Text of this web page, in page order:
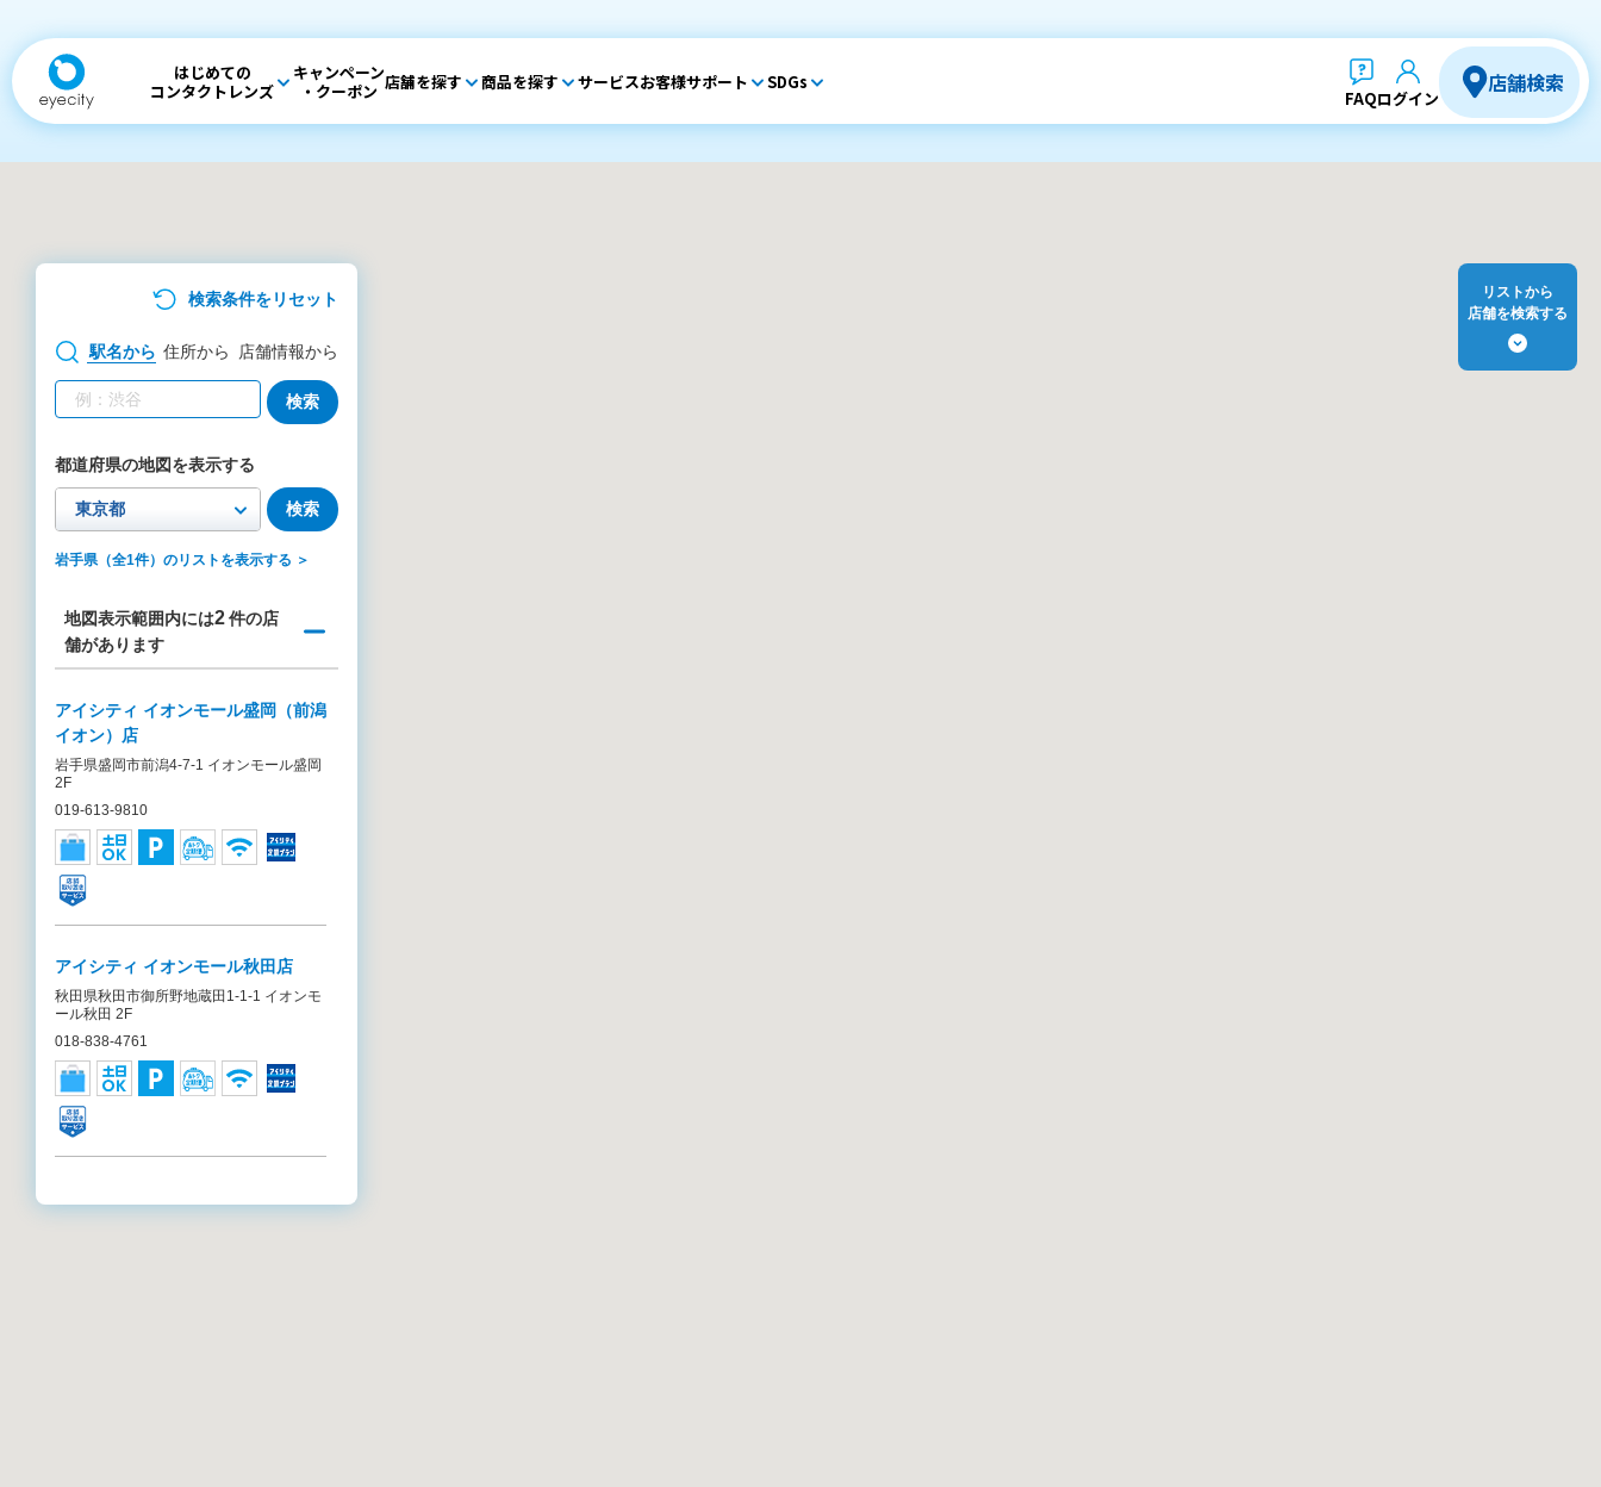
はじめての
コンタクトレンズ
キャンペーン
・クーポン 店舗を探す 商品を探す サービスお客様サポート SDGs
FAQログイン
店舗検索
検索条件をリセット
駅名から 住所から 店舗情報から
検索
都道府県の地図を表示する
検索
岩手県（全1件）のリストを表示する ＞
地図表示範囲内には2件の店
舗があります
アイシティ イオンモール盛岡（前潟
イオン）店
岩手県盛岡市前潟4-7-1 イオンモール盛岡
2F
019-613-9810
アイシティ イオンモール秋田店
秋田県秋田市御所野地蔵田1-1-1 イオンモ
ール秋田 2F
018-838-4761
リストから
店舗を検索する